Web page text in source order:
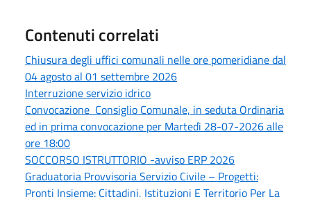
Contenuti correlati
Chiusura degli uffici comunali nelle ore pomeridiane dal
04 agosto al 01 settembre 2026
Interruzione servizio idrico
Convocazione Consiglio Comunale, in seduta Ordinaria
ed in prima convocazione per Martedì 28-07-2026 alle
ore 18:00
SOCCORSO ISTRUTTORIO -avviso ERP 2026
Graduatoria Provvisoria Servizio Civile – Progetti:
Pronti Insieme: Cittadini, Istituzioni E Territorio Per La